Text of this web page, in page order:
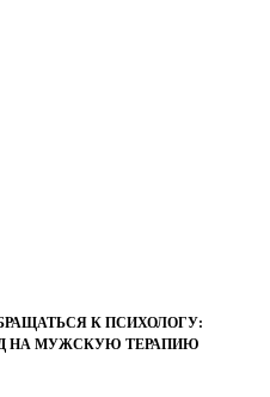
К ПСИХОЛОГУ:
НА МУЖСКУЮ ТЕРАПИЮ